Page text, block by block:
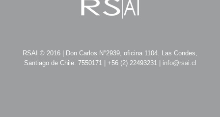
RSAI © 2016 | Don Carlos N°2939, oficina 1104. Las Condes,
Santiago de Chile. 7550171 | +56 (2) 22493231 | info@rsai.cl